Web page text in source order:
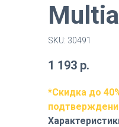
SKU: 30491
1 193 р.
*Скидка до